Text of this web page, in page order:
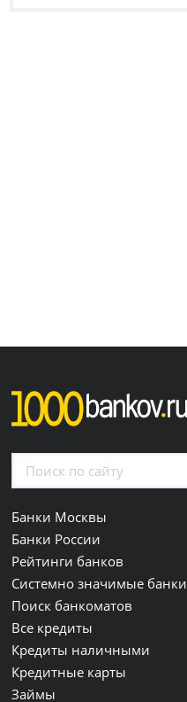
Банки Москвы
Банки России
Рейтинги банков
Системно значимые банки
Поиск банкоматов
Все кредиты
Кредиты наличными
Кредитные карты
Займы